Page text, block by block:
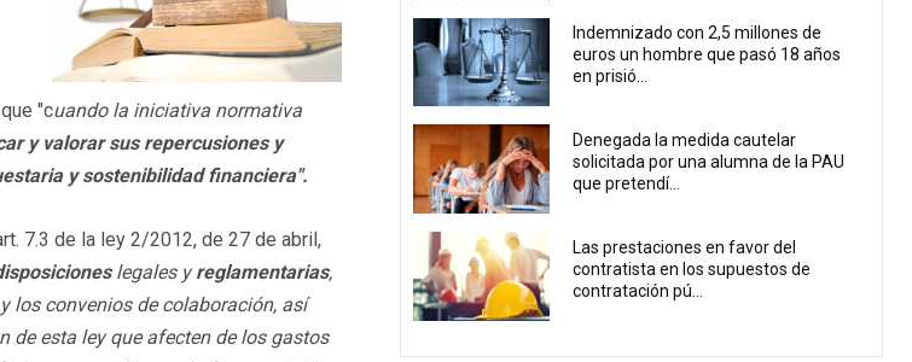
"cuando la iniciativa normativa
y valorar sus repercusiones y
y sostenibilidad financiera".
7.3 de la ley 2/2012, de 27 de abril,
legales yreglamentarias,
los convenios de colaboración, así
esta ley que afecten de los gastos
Indemnizado con 2,5 millones de
euros un hombre que pasó 18 años
en prisió...
Denegada la medida cautelar
solicitada por una alumna de la PAU
que pretendí...
Las prestaciones en favor del
contratista en los supuestos de
contratación pú...